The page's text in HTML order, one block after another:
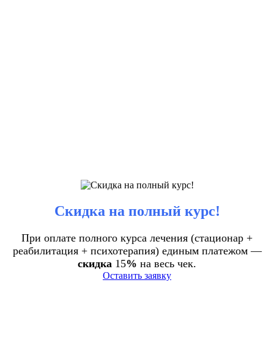
Скидка на полный курс!
При оплате полного курса лечения (стационар +
реабилитация + психотерапия) единым платежом —
скидка 15% на весь чек.
Оставить заявку